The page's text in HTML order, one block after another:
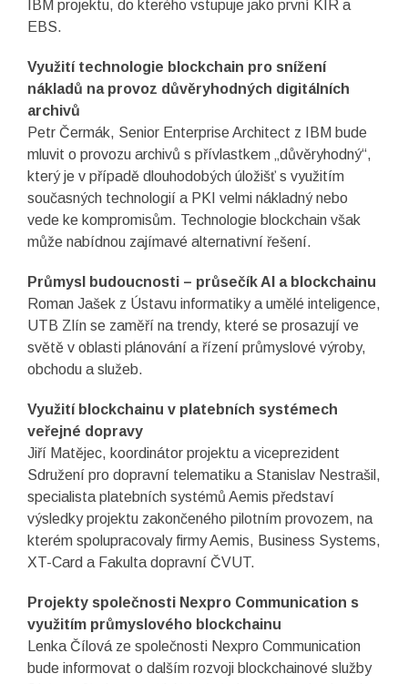
IBM projektu, do kterého vstupuje jako první KIR a
EBS.
Využití technologie blockchain pro snížení
nákladů na provoz důvěryhodných digitálních
archivů
Petr Čermák, Senior Enterprise Architect z IBM bude
mluvit o provozu archivů s přívlastkem „důvěryhodný“,
který je v případě dlouhodobých úložišť s využitím
současných technologií a PKI velmi nákladný nebo
vede ke kompromisům. Technologie blockchain však
může nabídnou zajímavé alternativní řešení.
Průmysl budoucnosti – průsečík AI a blockchainu
Roman Jašek z Ústavu informatiky a umělé inteligence,
UTB Zlín se zaměří na trendy, které se prosazují ve
světě v oblasti plánování a řízení průmyslové výroby,
obchodu a služeb.
Využití blockchainu v platebních systémech
veřejné dopravy
Jiří Matějec, koordinátor projektu a viceprezident
Sdružení pro dopravní telematiku a Stanislav Nestrašil,
specialista platebních systémů Aemis představí
výsledky projektu zakončeného pilotním provozem, na
kterém spolupracovaly firmy Aemis, Business Systems,
XT-Card a Fakulta dopravní ČVUT.
Projekty společnosti Nexpro Communication s
využitím průmyslového blockchainu
Lenka Čílová ze společnosti Nexpro Communication
bude informovat o dalším rozvoji blockchainové služby